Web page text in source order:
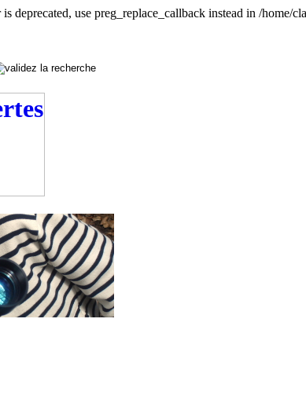
deprecated, use preg_replace_callback instead in /home/